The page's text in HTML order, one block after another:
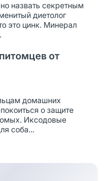
назвать секретным
диетолог
это цинк. Минерал
от
домашних
о защите
Иксодовые
соба...